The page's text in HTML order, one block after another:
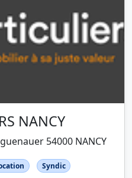
NANCY
54000 NANCY
Syndic